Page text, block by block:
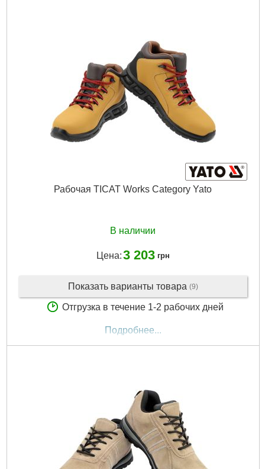
Рабочая TICAT Works Category Yato
В наличии
Цена:3 203 грн
Показать варианты товара (9)
Отгрузка в течение 1-2 рабочих дней
Подробнее...